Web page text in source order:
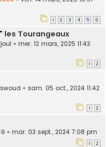
1 2 3 4 5 6
les Tourangeaux
« mer. 12 mars, 2025 11:43
1 2
« sam. 05 oct., 2024 11:42
1 2
« mar. 03 sept., 2024 7:08 pm
1 2